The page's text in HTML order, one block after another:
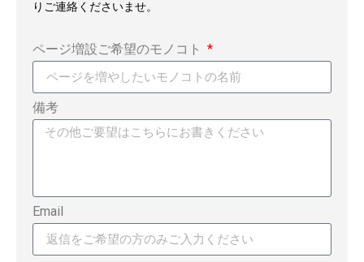
りご連絡くださいませ。
ページ増設ご希望のモノコト
備考
Email